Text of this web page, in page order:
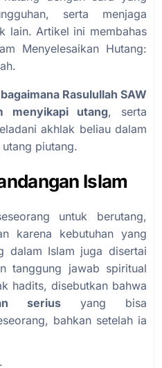
serta menjaga
lain. Artikel ini membahas
Menyelesaikan Hutang:
bagaimana Rasulullah SAW
menyikapi utang, serta
akhlak beliau dalam
piutang.
Islam
untuk berutang,
karena kebutuhan yang
dalam Islam juga disertai
tanggung jawab spiritual
hadits, disebutkan bahwa
seriusyang bisa
bahkan setelah ia